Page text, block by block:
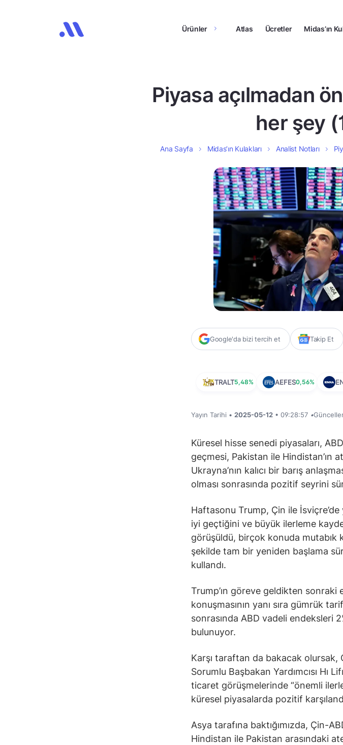
Ürünler Atlas Ücretler Midas’ın
Piyasa açılmadan
her şey
Ana Sayfa Midas’ın Kulakları Analist Notları
Google'da bizi tercih et Takip Et
TRALT5,48% AEFES0,56%
Yayın Tarihi • 2025-05-12 • 09:28:57 •
Küresel hisse senedi piyasaları,
geçmesi, Pakistan ile Hindistan’ın
Ukrayna’nın kalıcı bir barış
olması sonrasında pozitif seyrini
Haftasonu Trump, Çin ile
iyi geçtiğini ve büyük ilerleme
görüşüldü, birçok konuda mutabık
şekilde tam bir yeniden başlama
kullandı.
Trump’ın göreve geldikten
konuşmasının yanı sıra gümrük
sonrasında ABD vadeli endeksleri
bulunuyor.
Karşı taraftan da bakacak olursak,
Sorumlu Başbakan Yardımcısı Hı
ticaret görüşmelerinde “önemli
küresel piyasalarda pozitif
Asya tarafına baktığımızda, Çin-
Hindistan ile Pakistan arasındaki